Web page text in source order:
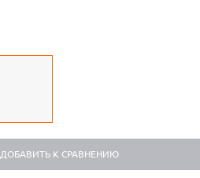
ДОБАВИТЬ К СРАВНЕНИЮ